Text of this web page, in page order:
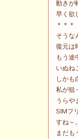
動きが
早く欲
＊＊
そうな
復元は
もう途
いぬね
しかも
私が狙
うらや
SIMフ
すね～。
まだも